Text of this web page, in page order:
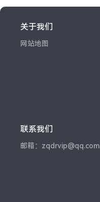
关于我们
网站地图
联系我们
邮箱：zqdrvip@qq.com